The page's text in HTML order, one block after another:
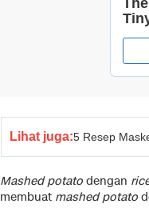
Lihat juga:5 Resep
Mashed potato dengan
membuat mashed potato